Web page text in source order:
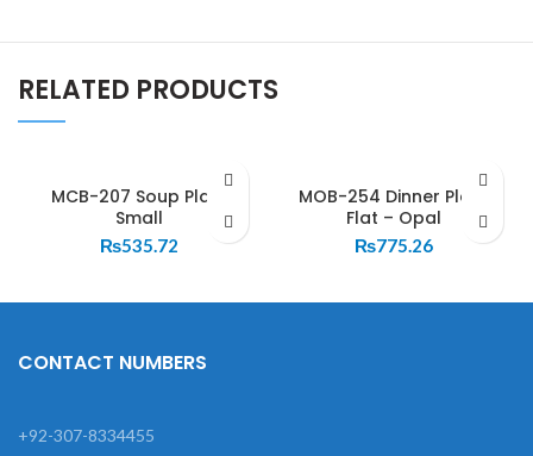
RELATED PRODUCTS
MCB-207 Soup Plate
Small
₨535.72
MOB-254 Dinner Plate
Flat – Opal
₨775.26
CONTACT NUMBERS
+92-307-8334455